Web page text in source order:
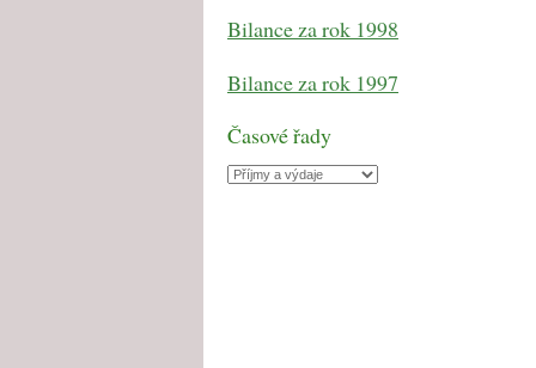
Bilance za rok 1998
Bilance za rok 1997
Časové řady